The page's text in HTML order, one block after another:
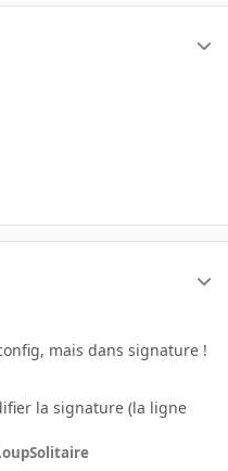
mais dans signature !
la signature (la ligne